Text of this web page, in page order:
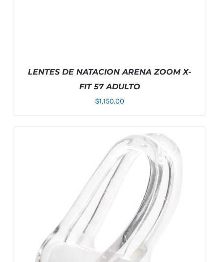
SELECCIONAR OPCIONES
ESTE
PRODUCTO
MÚLTIPLES
VARIANTES.
OPCIONES
PUEDEN
ELEGIR
EN
LA
PÁGINA
/
LENTES DE NATACION ARENA ZOOM X-
FIT 57 ADULTO
$1,150.00